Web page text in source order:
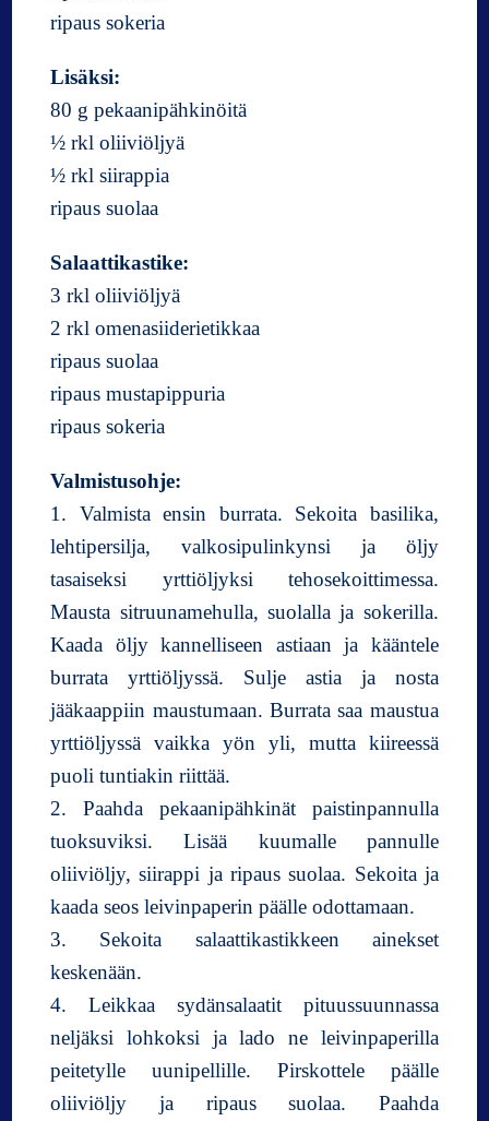
ripaus sokeria
Lisäksi:
80 g pekaanipähkinöitä
½ rkl oliiviöljyä
½ rkl siirappia
ripaus suolaa
Salaattikastike:
3 rkl oliiviöljyä
2 rkl omenasiiderietikkaa
ripaus suolaa
ripaus mustapippuria
ripaus sokeria
Valmistusohje:
1. Valmista ensin burrata. Sekoita basilika,
lehtipersilja, valkosipulinkynsi ja öljy
tasaiseksi yrttiöljyksi tehosekoittimessa.
Mausta sitruunamehulla, suolalla ja sokerilla.
Kaada öljy kannelliseen astiaan ja kääntele
burrata yrttiöljyssä. Sulje astia ja nosta
jääkaappiin maustumaan. Burrata saa maustua
yrttiöljyssä vaikka yön yli, mutta kiireessä
puoli tuntiakin riittää.
2. Paahda pekaanipähkinät paistinpannulla
tuoksuviksi. Lisää kuumalle pannulle
oliiviöljy, siirappi ja ripaus suolaa. Sekoita ja
kaada seos leivinpaperin päälle odottamaan.
3. Sekoita salaattikastikkeen ainekset
keskenään.
4. Leikkaa sydänsalaatit pituussuunnassa
neljäksi lohkoksi ja lado ne leivinpaperilla
peitetylle uunipellille. Pirskottele päälle
oliiviöljy ja ripaus suolaa. Paahda